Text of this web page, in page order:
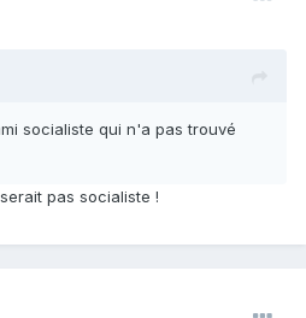
socialiste qui n'a pas trouvé
pas socialiste !